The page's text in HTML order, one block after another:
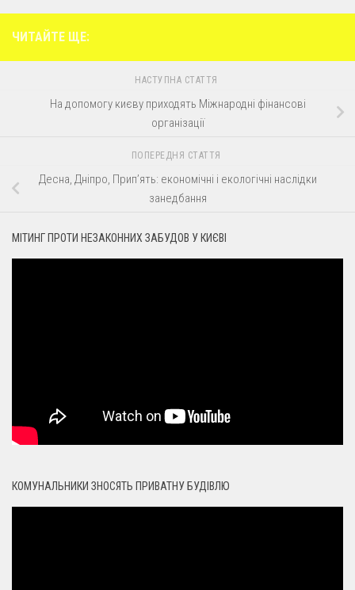
ЧИТАЙТЕ ЩЕ:
НАСТУПНА СТАТТЯ
На допомогу києву приходять Міжнародні фінансові
організації
ПОПЕРЕДНЯ СТАТТЯ
Де­сна, Дні­про, При­п’ять: еко­но­мі­чні і еко­ло­гі­чні на­слід­ки
за­не­дба­н­ня
МІТИНГ ПРОТИ НЕЗАКОННИХ ЗАБУДОВ У КИЄВІ
КОМУНАЛЬНИКИ ЗНОСЯТЬ ПРИВАТНУ БУДІВЛЮ